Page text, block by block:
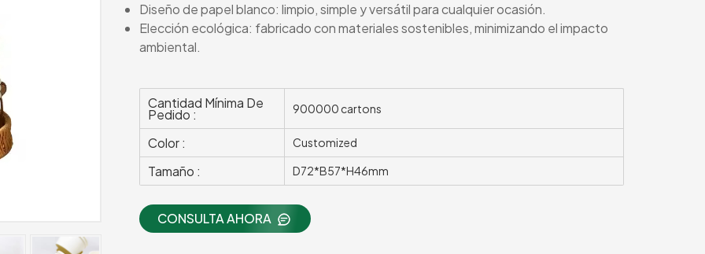
Diseño de papel blanco: limpio, simple y versátil para cualquier ocasión.
Elección ecológica: fabricado con materiales sostenibles, minimizando el impacto
ambiental.
Cantidad Mínima De
Pedido : 900000 cartons
Color : Customized
Tamaño : D72*B57*H46mm
CONSULTA AHORA